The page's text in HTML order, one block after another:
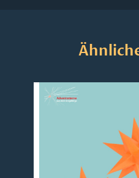
Produktgalerie